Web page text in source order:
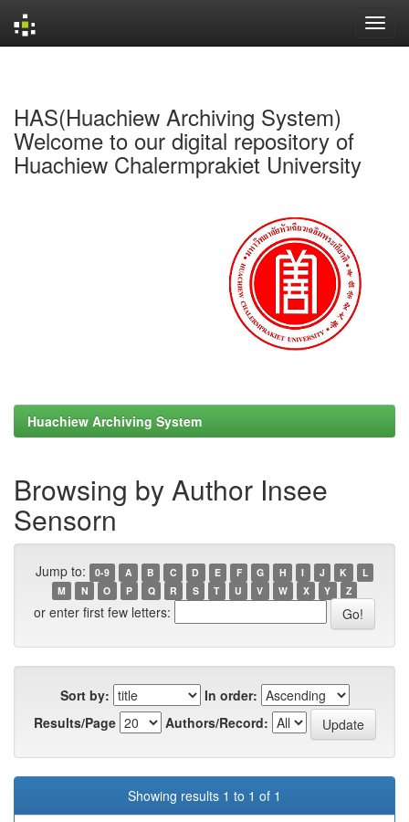
HAS(Huachiew Archiving System)
Welcome to our digital repository of
Huachiew Chalermprakiet University
Huachiew Archiving System
Browsing by Author Insee
Sensorn
Jump to: 0-9 A B C D E F G H I J K
L
M
N O P Q R S T U V W X Y Z
or enter first few letters:
Sort by:
In order:
Results/Page
Authors/Record:
Showing results 1 to 1 of 1